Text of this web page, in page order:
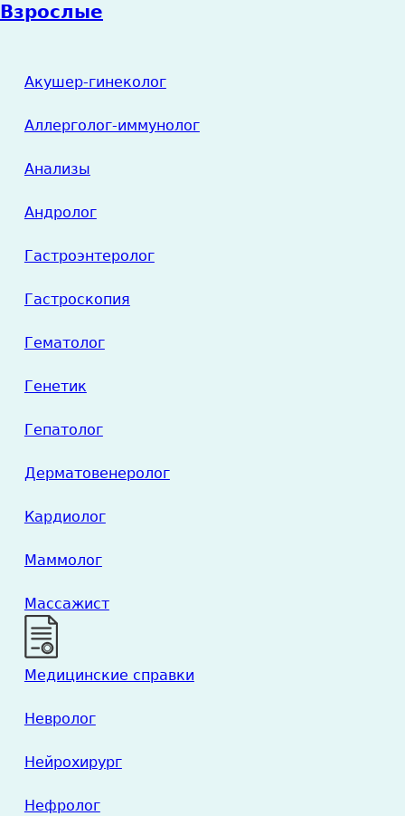
Взрослые
Акушер-гинеколог
Аллерголог-иммунолог
Анализы
Андролог
Гастроэнтеролог
Гастроскопия
Гематолог
Генетик
Гепатолог
Дерматовенеролог
Кардиолог
Маммолог
Массажист
Медицинские справки
Невролог
Нейрохирург
Нефролог